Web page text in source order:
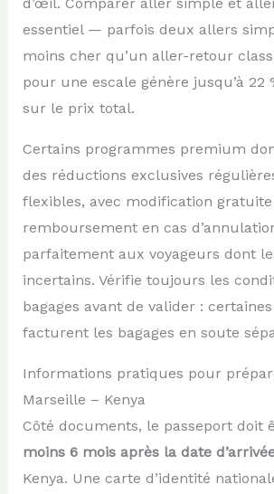
essentiel — parfois deux allers
moins cher qu’un aller-retour
pour une escale génère jusqu’à 22
sur le prix total.
Certains programmes premium
des réductions exclusives
flexibles, avec modification
remboursement en cas
parfaitement aux voyageurs dont
incertains. Vérifie toujours les
bagages avant de valider :
facturent les bagages en soute
Informations pratiques pour
Marseille – Kenya
Côté documents, le passeport doit
moins 6 mois après la date
Kenya. Une carte d’identité